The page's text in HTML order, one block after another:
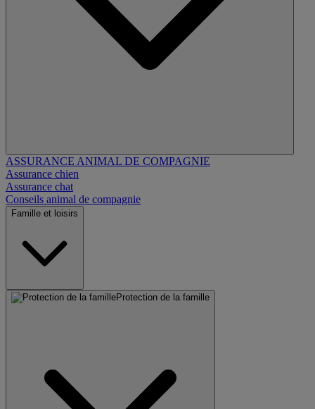
ASSURANCE ANIMAL DE COMPAGNIE
Assurance chien
Assurance chat
Conseils animal de compagnie
Famille et loisirs
Protection de la famille